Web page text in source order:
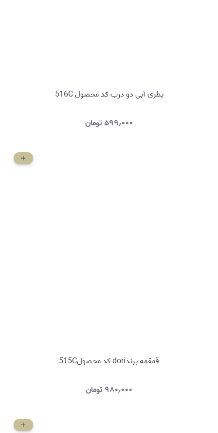
بطری آبی دو درب کد محصول 516C
۵۹۹٫۰۰۰تومان
قمقمه برندdori کد محصول515C
۹۸۰٫۰۰۰ تومان